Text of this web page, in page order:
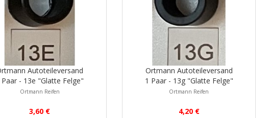
Autoteileversand
Paar - 13e "Glatte Felge"
Ortmann Reifen
3,60 €
Ortmann Autoteileversand
1 Paar - 13g "Glatte Felge"
Ortmann Reifen
4,20 €